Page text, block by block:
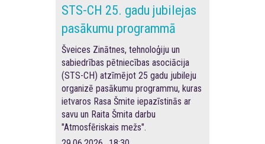
STS-CH 25. gadu jubilejas
pasākumu programmā
Šveices Zinātnes, tehnoloģiju un
sabiedrības pētniecības asociācija
(STS-CH) atzīmējot 25 gadu jubileju
organizē pasākumu programmu, kuras
ietvaros Rasa Šmite iepazīstinās ar
savu un Raita Šmita darbu
"Atmosfēriskais mežs".